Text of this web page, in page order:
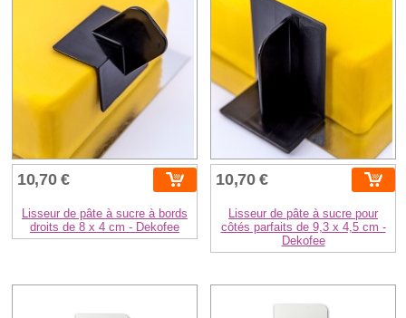
10,70 €
Lisseur de pâte à sucre à bords
droits de 8 x 4 cm - Dekofee
10,70 €
Lisseur de pâte à sucre pour
côtés parfaits de 9,3 x 4,5 cm -
Dekofee